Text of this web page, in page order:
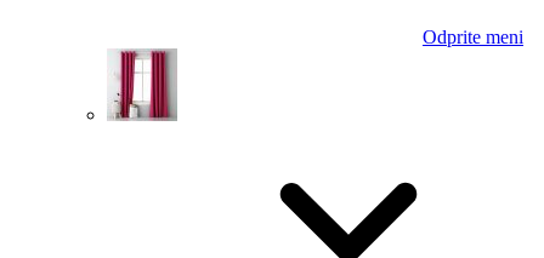
Odprite meni